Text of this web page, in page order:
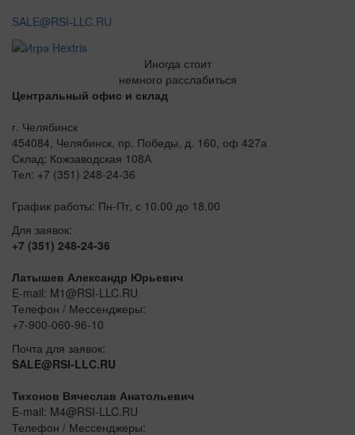
SALE@RSI-LLC.RU
Иногда стоит
немного расслабиться
Центральный офис и склад
г. Челябинск
454084, Челябинск, пр. Победы, д. 160, оф 427а
Склад: Кожзаводская 108А
Тел: +7 (351) 248-24-36
График работы: Пн-Пт, с 10.00 до 18.00
Для заявок:
+7 (351) 248-24-36
Латышев Александр Юрьевич
E-mail: M1@RSI-LLC.RU
Телефон / Мессенджеры:
+7-900-060-96-10
Почта для заявок:
SALE@RSI-LLC.RU
Тихонов Вячеслав Анатольевич
E-mail: M4@RSI-LLC.RU
Телефон / Мессенджеры: